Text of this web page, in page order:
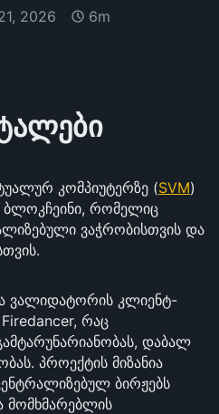
2026 6m
კომპიუტერზე (SVM)
ბლოკჩეინი, რომელიც
ვაჭრობისთვის და
ვალიდატორის კლიენტ-
რაც
დაბალ
პროექტის მიზანია
ბირჟებს
მომხმარებლის